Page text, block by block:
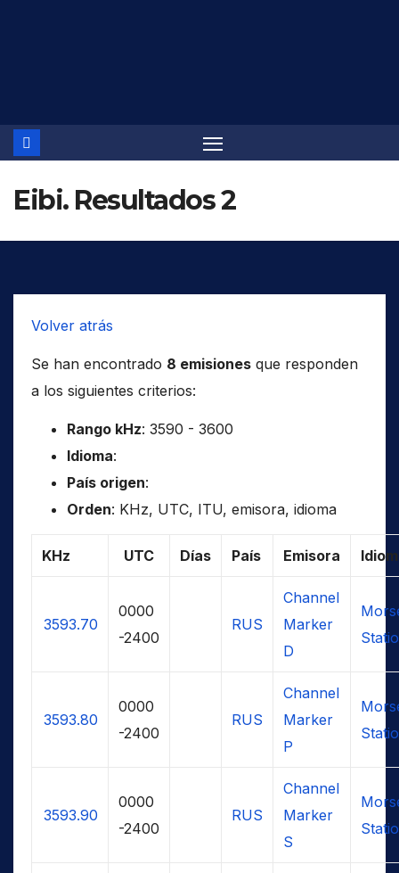
Eibi. Resultados 2
Volver atrás
Se han encontrado 8 emisiones que responden
a los siguientes criterios:
Rango kHz: 3590 - 3600
Idioma:
País origen:
Orden: KHz, UTC, ITU, emisora, idioma
KHz UTC Días País Emisora
3593.70
0000
-2400
RUS
Channel
Marker
D
3593.80
0000
-2400
RUS
Channel
Marker
P
3593.90
0000
-2400
RUS
Channel
Marker
S